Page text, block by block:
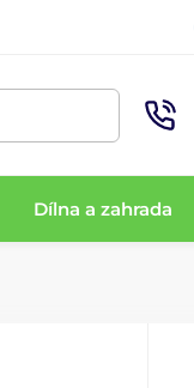
Dílna a zahrada